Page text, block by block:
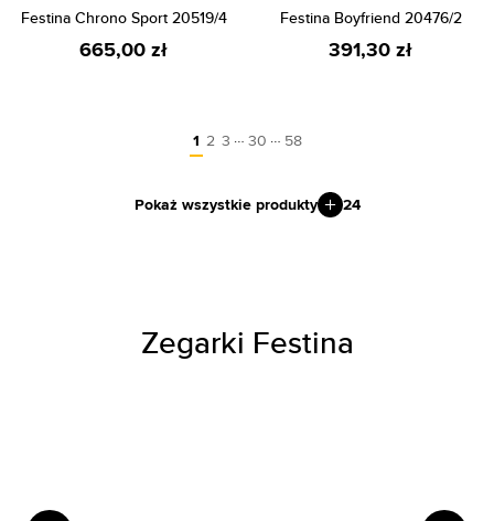
Festina Chrono Sport 20519/4
665,00 zł
Festina Boyfriend 20476/2
391,30 zł
1 2 3 … 30 … 58
Pokaż wszystkie produkty 24
Zegarki Festina